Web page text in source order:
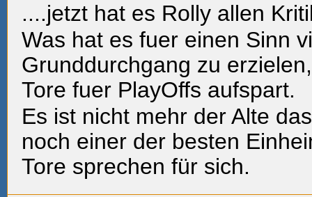
....jetzt hat es Rolly allen
Was hat es fuer einen Sinn
Grunddurchgang zu
Tore fuer PlayOffs aufspart.
Es ist nicht mehr der Alte
noch einer der besten
Tore sprechen für sich.